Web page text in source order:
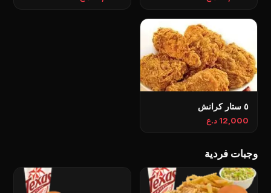
٥ ستار كرانش
12,000 د.ع
وجبات فردية